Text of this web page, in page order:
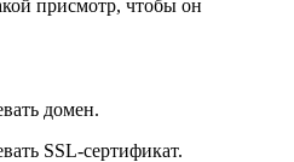
присмотр, чтобы он
домен.
SSL-сертификат.